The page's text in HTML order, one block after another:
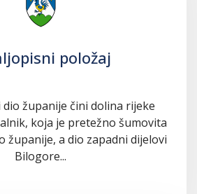
položaj
županije čini dolina rijeke
koja je pretežno šumovita
županije, a dio zapadni dijelovi
Bilogore...